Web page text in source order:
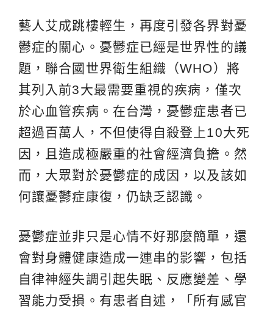
藝人艾成跳樓輕生，再度引發各界對憂
鬱症的關心。憂鬱症已經是世界性的議
題，聯合國世界衛生組織（WHO）將
其列入前3大最需要重視的疾病，僅次
於心血管疾病。在台灣，憂鬱症患者已
超過百萬人，不但使得自殺登上10大死
因，且造成極嚴重的社會經濟負擔。然
而，大眾對於憂鬱症的成因，以及該如
何讓憂鬱症康復，仍缺乏認識。
憂鬱症並非只是心情不好那麼簡單，還
會對身體健康造成一連串的影響，包括
自律神經失調引起失眠、反應變差、學
習能力受損。有患者自述，「所有感官